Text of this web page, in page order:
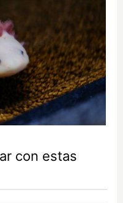
con estas